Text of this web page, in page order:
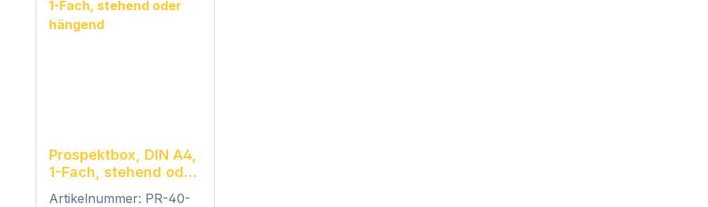
Prospektbox, DIN A4,
1-Fach, stehend oder
Artikelnummer: PR-40-